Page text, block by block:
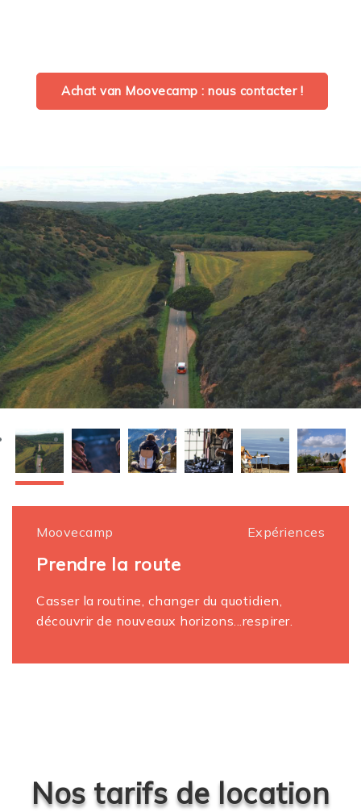
Achat van Moovecamp : nous contacter !
Moovecamp Expériences
Prendre la route
Casser la routine, changer du quotidien,
découvrir de nouveaux horizons...respirer.
Nos tarifs de location